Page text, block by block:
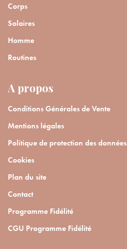
Corps
Solaires
Homme
Routines
A propos
Conditions Générales de Vente
Mentions légales
Politique de protection des données
Cookies
Plan du site
Contact
Programme Fidélité
CGU Programme Fidélité